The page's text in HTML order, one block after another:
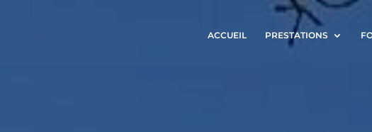
ACCUEIL PRESTATIONS